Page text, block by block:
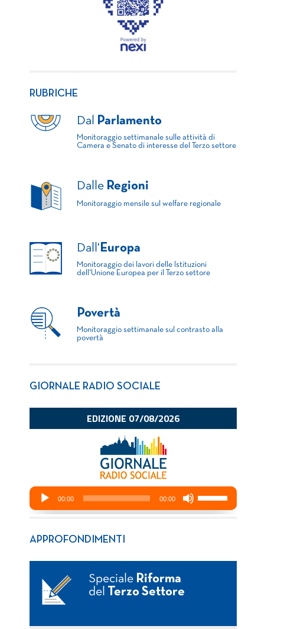
RUBRICHE
Dal Parlamento
Monitoraggio settimanale sulle attività di
Camera e Senato di interesse del Terzo settore
Dalle Regioni
Monitoraggio mensile sul welfare regionale
Dall' Europa
Monitoraggio dei lavori delle Istituzioni
dell'Unione Europea per il Terzo settore
Povertà
Monitoraggio settimanale sul contrasto alla
povertà
GIORNALE RADIO SOCIALE
APPROFONDIMENTI
Speciale Riforma
del
Terzo Settore